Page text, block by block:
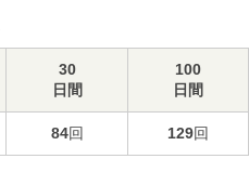
30
日間
100
日間
84回 129回